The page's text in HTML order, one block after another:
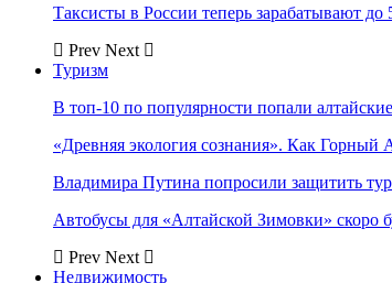
Таксисты в России теперь зарабатывают до
Prev Next
Туризм
В топ-10 по популярности попали
«Древняя экология сознания». Как Горный
Владимира Путина попросили защитить
Автобусы для «Алтайской Зимовки» скоро
Prev Next
Недвижимость